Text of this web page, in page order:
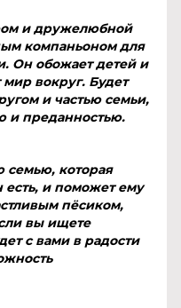
и дружелюбной
компаньоном для
Он обожает детей и
вокруг. Будет
и частью семьи,
и преданностью.
которая
есть, и поможет ему
пёсиком,
вы ищете
с вами в радости